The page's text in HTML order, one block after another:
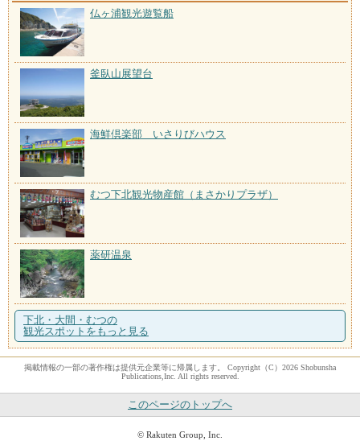
仏ヶ浦観光遊覧船
釜臥山展望台
海鮮倶楽部 いさりびハウス
むつ下北観光物産館（まさかりプラザ）
薬研温泉
下北・大間・むつの
観光スポットをもっと見る
掲載情報の一部の著作権は提供元企業等に帰属します。 Copyright（C）2026 Shobunsha
Publications,Inc. All rights reserved.
このページのトップへ
© Rakuten Group, Inc.